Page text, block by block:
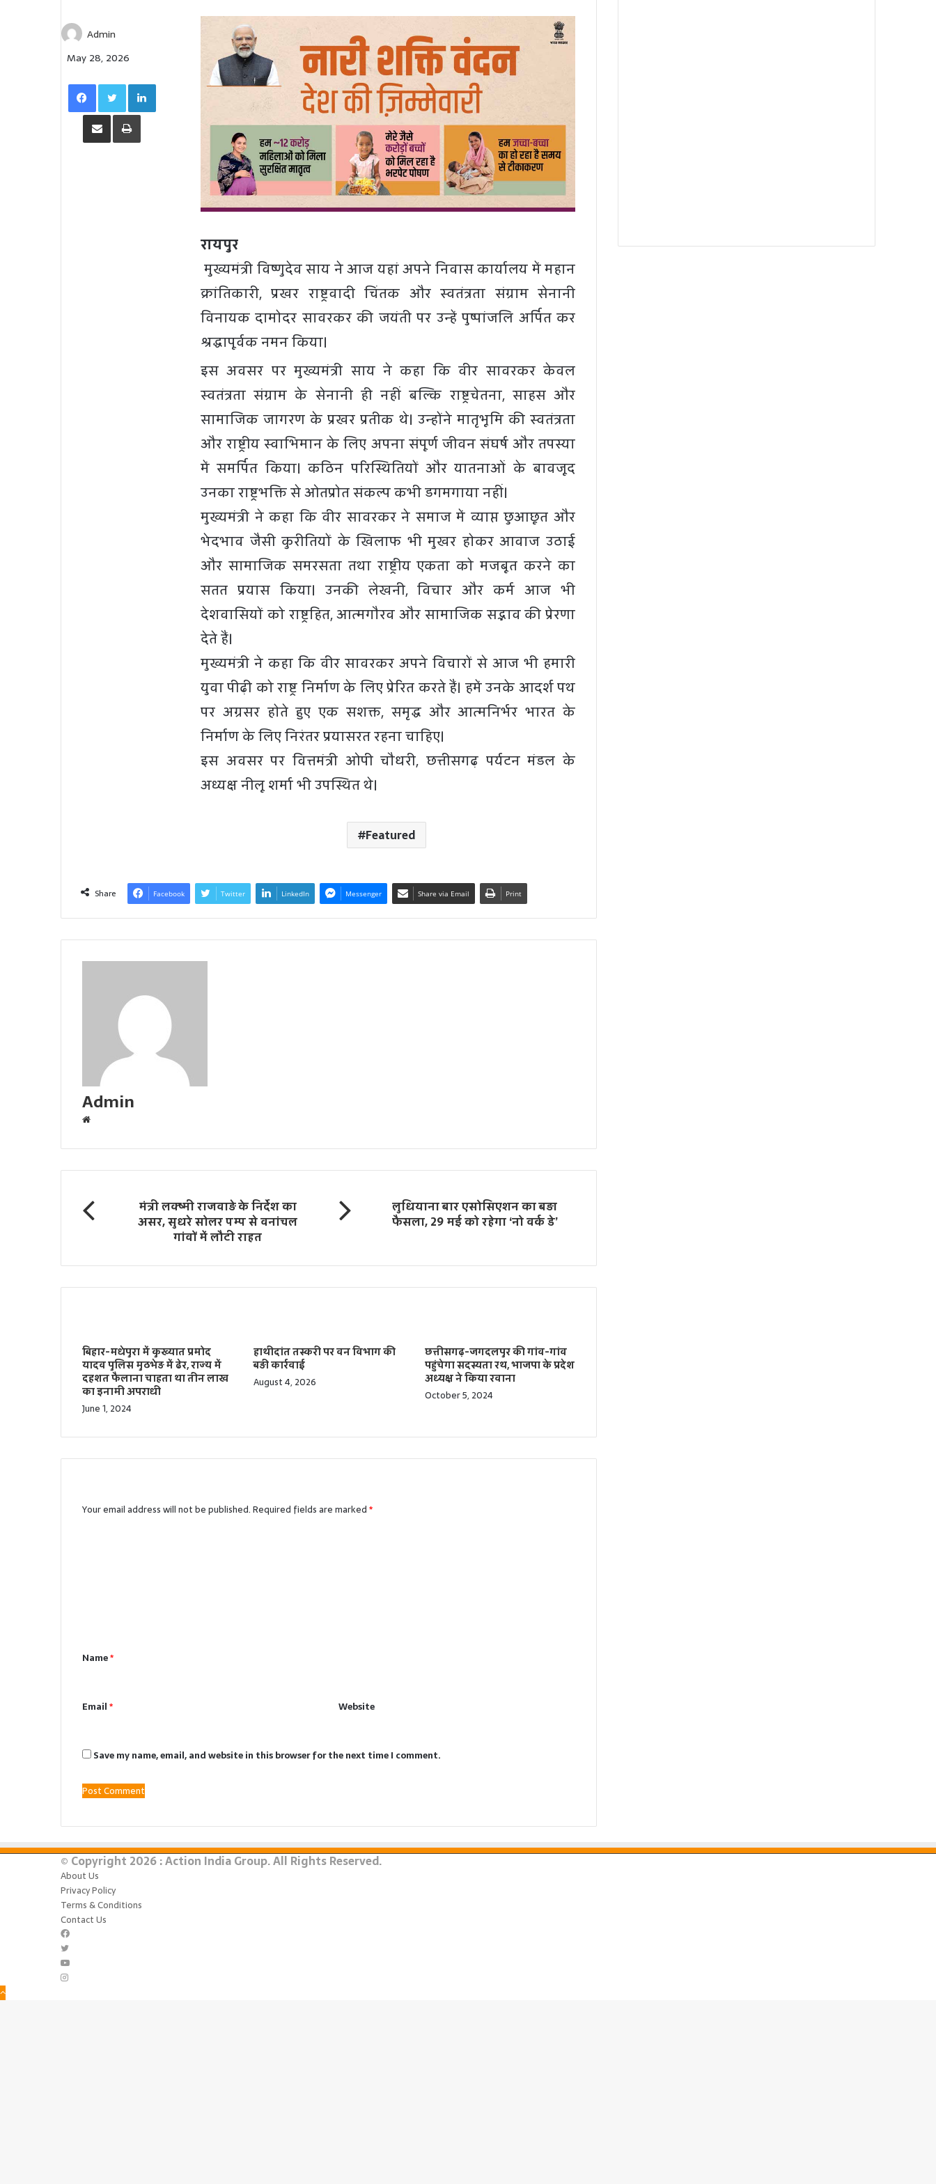
रायपुर
मुख्यमंत्री विष्णुदेव साय ने आज यहां अपने निवास कार्यालय में महान
क्रांतिकारी, प्रखर राष्ट्रवादी चिंतक और स्वतंत्रता संग्राम सेनानी
विनायक दामोदर सावरकर की जयंती पर उन्हें पुष्पांजलि अर्पित कर
श्रद्धापूर्वक नमन किया।
इस अवसर पर मुख्यमंत्री साय ने कहा कि वीर सावरकर केवल
स्वतंत्रता संग्राम के सेनानी ही नहीं बल्कि राष्ट्रचेतना, साहस और
सामाजिक जागरण के प्रखर प्रतीक थे। उन्होंने मातृभूमि की स्वतंत्रता
और राष्ट्रीय स्वाभिमान के लिए अपना संपूर्ण जीवन संघर्ष और तपस्या
में समर्पित किया। कठिन परिस्थितियों और यातनाओं के बावजूद
उनका राष्ट्रभक्ति से ओतप्रोत संकल्प कभी डगमगाया नहीं।
मुख्यमंत्री ने कहा कि वीर सावरकर ने समाज में व्याप्त छुआछूत और
भेदभाव जैसी कुरीतियों के खिलाफ भी मुखर होकर आवाज उठाई
और सामाजिक समरसता तथा राष्ट्रीय एकता को मजबूत करने का
सतत प्रयास किया। उनकी लेखनी, विचार और कर्म आज भी
देशवासियों को राष्ट्रहित, आत्मगौरव और सामाजिक सद्भाव की प्रेरणा
देते हैं।
मुख्यमंत्री ने कहा कि वीर सावरकर अपने विचारों से आज भी हमारी
युवा पीढ़ी को राष्ट्र निर्माण के लिए प्रेरित करते हैं। हमें उनके आदर्श पथ
पर अग्रसर होते हुए एक सशक्त, समृद्ध और आत्मनिर्भर भारत के
निर्माण के लिए निरंतर प्रयासरत रहना चाहिए।
इस अवसर पर वित्तमंत्री ओपी चौधरी, छत्तीसगढ़ पर्यटन मंडल के
अध्यक्ष नीलू शर्मा भी उपस्थित थे।
Featured
Admin
May 28, 2026
Facebook Twitter LinkedIn
Share via Email Print
Share Facebook Twitter LinkedIn Messenger Share via Email Print
Admin
b
e
मंत्री लक्ष्मी राजवाड़े के निर्देश का
असर, सुधरे सोलर पम्प से वनांचल
गांवों में लौटी राहत
लुधियाना बार एसोसिएशन का बड़ा
फैसला, 29 मई को रहेगा ‘नो वर्क डे’
बिहार-मधेपुरा में कुख्यात प्रमोद
यादव पुलिस मुठभेड़ में ढेर, राज्य में
दहशत फैलाना चाहता था तीन लाख
का इनामी अपराधी
June 1, 2024
हाथीदांत तस्करी पर वन विभाग की
बड़ी कार्रवाई
August 4, 2026
छत्तीसगढ़-जगदलपुर की गांव-गांव
पहुंचेगा सदस्यता रथ, भाजपा के प्रदेश
अध्यक्ष ने किया रवाना
October 5, 2024
Your email address will not be published.Required fields are marked*
t
Name*
Email* Website
Save my name, email, and website in this browser for the next time I comment.
© Copyright 2026 : Action India Group. All Rights Reserved.
About Us
Privacy Policy
Terms & Conditions
Contact Us